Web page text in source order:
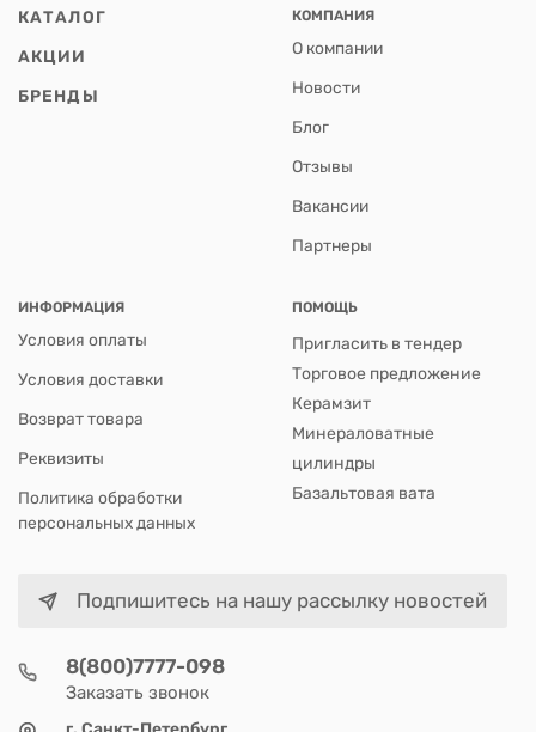
КАТАЛОГ
АКЦИИ
БРЕНДЫ
КОМПАНИЯ
О компании
Новости
Блог
Отзывы
Вакансии
Партнеры
ИНФОРМАЦИЯ
Условия оплаты
Условия доставки
Возврат товара
Реквизиты
Политика обработки
персональных данных
ПОМОЩЬ
Пригласить в тендер
Торговое предложение
Керамзит
Минераловатные
цилиндры
Базальтовая вата
Подпишитесь на нашу рассылку новостей
8(800)7777-098
Заказать звонок